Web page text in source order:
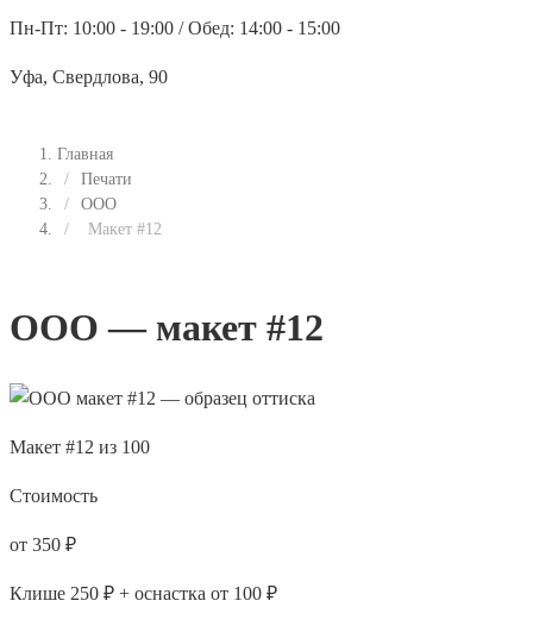
Пн-Пт: 10:00 - 19:00 / Обед: 14:00 - 15:00
Уфа, Свердлова, 90
Главная
/
Печати
/
ООО
/
Макет #12
ООО — макет #12
Макет #12 из 100
Стоимость
от 350 ₽
Клише 250 ₽ + оснастка от 100 ₽